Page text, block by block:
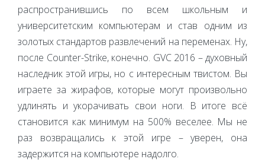
распространившись по всем школьным и
университетским компьютерам и став одним из
золотых стандартов развлечений на переменах. Ну,
после Counter-Strike, конечно. GVC 2016 – духовный
наследник этой игры, но с интересным твистом. Вы
играете за жирафов, которые могут произвольно
удлинять и укорачивать свои ноги. В итоге всё
становится как минимум на 500% веселее. Мы не
раз возвращались к этой игре – уверен, она
задержится на компьютере надолго.